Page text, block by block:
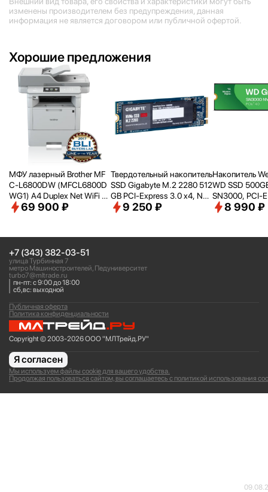
изменены производителем без предупреждения, данная
информация не является договором или публичной офертой.
Хорошие предложения
МФУ лазерный Brother MF
C-L6800DW (MFCL6800D
WG1) A4 Duplex Net WiFi се
рый69 900 ₽
Твердотельный накопитель
SSD Gigabyte M.2 2280 512
GB PCI-Express 3.0 x4, NV
Me 1.3 (G3NVME512G)
9 250 ₽
Накопитель
WD SSD
SN3000, PCI-
2280, [R/W -
8 990 ₽
+7 (343) 382-03-51
улица Турбинная 7
метро Машиностроителей, Педуниверситет
turbo7@mltrade.ru
пн-пт: с 9:00 до 18:00
сб,вс: выходной
Copyright © 2003-2026 ООО "МЛТрейд.РУ"
Политика конфиденциальности
Публичная оферта
Мы используем файлы cookie для вашего удобства.
Продолжая пользоваться сайтом, вы соглашаетесь с политикой использования
Я согласен